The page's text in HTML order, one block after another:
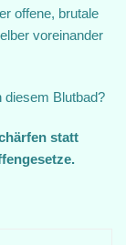
offene, brutale
voreinander
diesem Blutbad?
statt